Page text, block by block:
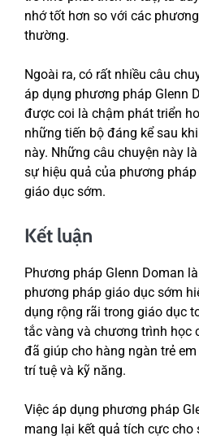
nhớ tốt hơn so với các
thường.
Ngoài ra, có rất nhiều câu
áp dụng phương pháp Glenn
được coi là chậm phát triển
những tiến bộ đáng kể sau
này. Những câu chuyện này
sự hiệu quả của phương
giáo dục sớm.
Kết luận
Phương pháp Glenn Doman
phương pháp giáo dục sớm
dụng rộng rãi trong giáo dục
tắc vàng và chương trình học
đã giúp cho hàng ngàn trẻ
trí tuệ và kỹ năng.
Việc áp dụng phương pháp
mang lại kết quả tích cực cho